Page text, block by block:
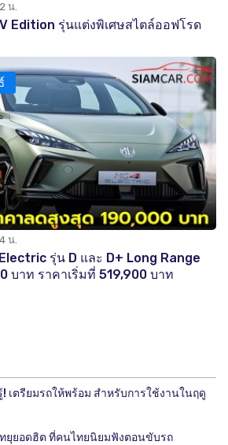
น.
Edition รุ่นแต่งพิเศษสไตล์ออฟโรด
น.
รุ่น D และ D+ Long Range
บาท ราคาเริ่มที่ 519,900 บาท
! เตรียมรถให้พร้อม สำหรับการใช้งานในฤดู
ยุยอดฮิต ที่คนไทยนิยมฟังตอนขับรถ